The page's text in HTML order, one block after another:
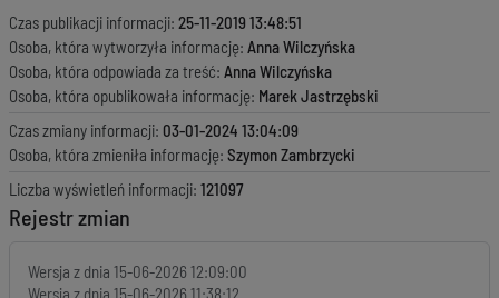
Czas publikacji informacji: 25-11-2019 13:48:51
Osoba, która wytworzyła informację: Anna Wilczyńska
Osoba, która odpowiada za treść: Anna Wilczyńska
Osoba, która opublikowała informację: Marek Jastrzębski
Czas zmiany informacji: 03-01-2024 13:04:09
Osoba, która zmieniła informację: Szymon Zambrzycki
Liczba wyświetleń informacji: 121097
Rejestr zmian
Wersja z dnia 15-06-2026 12:09:00
Wersja z dnia 15-06-2026 11:38:12